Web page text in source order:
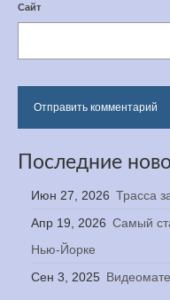
Сайт
Последние
Июн 27, 2026 Трасса
Апр 19, 2026 Самый
Нью-Йорке
Сен 3, 2025